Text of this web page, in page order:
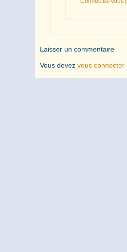
Laisser un commentaire
Vous devez vous connecter